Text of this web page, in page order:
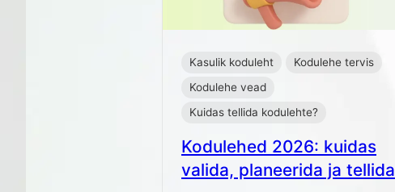
Kasulik koduleht
Kodulehe tervis
Kodulehe vead
Kuidas tellida kodulehte?
Kodulehed 2026: kuidas
valida, planeerida ja tellida